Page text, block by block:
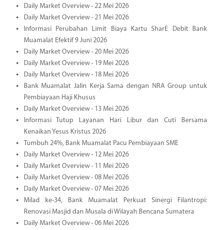
Daily Market Overview - 22 Mei 2026
Daily Market Overview - 21 Mei 2026
Informasi Perubahan Limit Biaya Kartu SharE Debit Bank
Muamalat Efektif 9 Juni 2026
Daily Market Overview - 20 Mei 2026
Daily Market Overview - 19 Mei 2026
Daily Market Overview - 18 Mei 2026
Bank Muamalat Jalin Kerja Sama dengan NRA Group untuk
Pembiayaan Haji Khusus
Daily Market Overview - 13 Mei 2026
Informasi Tutup Layanan Hari Libur dan Cuti Bersama
Kenaikan Yesus Kristus 2026
Tumbuh 24%, Bank Muamalat Pacu Pembiayaan SME
Daily Market Overview - 12 Mei 2026
Daily Market Overview - 11 Mei 2026
Daily Market Overview - 08 Mei 2026
Daily Market Overview - 07 Mei 2026
Milad ke-34, Bank Muamalat Perkuat Sinergi Filantropi:
Renovasi Masjid dan Musala di Wilayah Bencana Sumatera
Daily Market Overview - 06 Mei 2026